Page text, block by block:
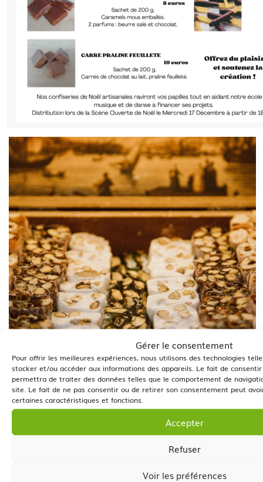
Gérer le consentement
Pour offrir les meilleures expériences, nous utilisons des technologies
stocker et/ou accéder aux informations des appareils. Le fait de
permettra de traiter des données telles que le comportement de
site. Le fait de ne pas consentir ou de retirer son consentement peut
certaines caractéristiques et fonctions.
Accepter
Refuser
Voir les préférences
Retour